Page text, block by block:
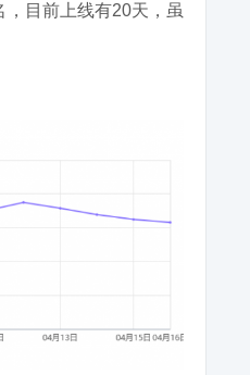
目前上线有20天， 虽